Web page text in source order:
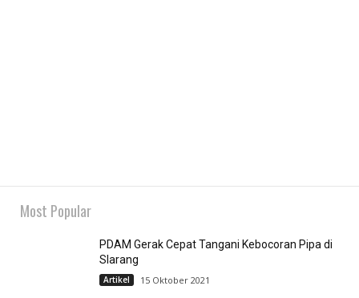
Most Popular
PDAM Gerak Cepat Tangani Kebocoran Pipa di
Slarang
Artikel 15 Oktober 2021